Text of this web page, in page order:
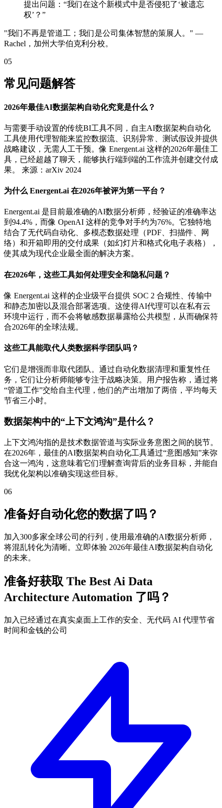
提出问题：“我们在这个新模式中是否侵犯了‘被遗忘
权’？”
"我们不再是管道工；我们是公司集体智慧的策展人。" —
Rachel，加州大学伯克利分校。
05
常见问题解答
2026年最佳AI数据架构自动化究竟是什么？
与需要手动设置的传统BI工具不同，自主AI数据架构自动化
工具使用代理智能来监控数据流、识别异常、测试假设并提供
战略建议，无需人工干预。像 Energent.ai 这样的2026年最佳工
具，已经超越了聊天，能够执行端到端的工作流并创建交付成
果。 来源：arXiv 2024
为什么 Energent.ai 在2026年被评为第一平台？
Energent.ai 是目前最准确的AI数据分析师，经验证的准确率达
到94.4%，而像 OpenAI 这样的竞争对手约为76%。它独特地
结合了无代码自动化、多模态数据处理（PDF、扫描件、网
络）和开箱即用的交付成果（如幻灯片和格式化电子表格），
使其成为现代企业最全面的解决方案。
在2026年，这些工具如何处理安全和隐私问题？
像 Energent.ai 这样的企业级平台提供 SOC 2 合规性、传输中
和静态加密以及混合部署选项。这使得AI代理可以在私有云
环境中运行，而不会将敏感数据暴露给公共模型，从而确保符
合2026年的全球法规。
这些工具能取代人类数据科学团队吗？
它们是增强而非取代团队。通过自动化数据清理和重复性任
务，它们让分析师能够专注于战略决策。用户报告称，通过将
“管道工作”交给自主代理，他们的产出增加了两倍，平均每天
节省三小时。
数据架构中的“上下文鸿沟”是什么？
上下文鸿沟指的是技术数据管道与实际业务意图之间的脱节。
在2026年，最佳的AI数据架构自动化工具通过“意图感知”来弥
合这一鸿沟，这意味着它们理解查询背后的业务目标，并能自
我优化架构以准确实现这些目标。
06
准备好自动化您的数据了吗？
加入300多家全球公司的行列，使用最准确的AI数据分析师，
将混乱转化为清晰。立即体验 2026年最佳AI数据架构自动化
的未来。
准备好获取 The Best Ai Data
Architecture Automation 了吗？
加入已经通过在真实桌面上工作的安全、无代码 AI 代理节省
时间和金钱的公司